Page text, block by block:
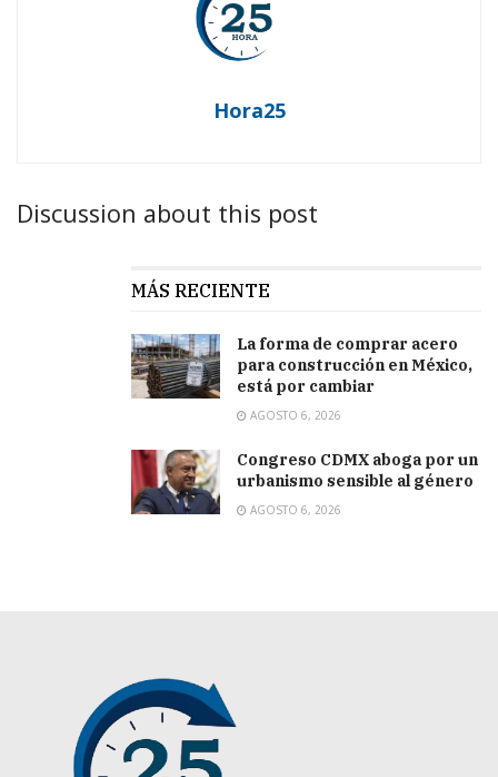
Hora25
Discussion about this post
MÁS RECIENTE
La forma de comprar acero
para construcción en México,
está por cambiar
AGOSTO 6, 2026
Congreso CDMX aboga por un
urbanismo sensible al género
AGOSTO 6, 2026